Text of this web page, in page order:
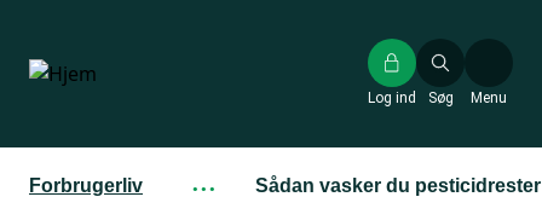
hovedindhold
Søg
Log ind Menu
Forbrugerliv ··· Sådan vasker du